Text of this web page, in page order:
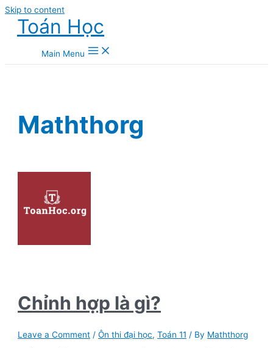
Skip to content
Toán Học
Main Menu
Maththorg
Chỉnh hợp là gì?
Leave a Comment /Ôn thi đại học,Toán 11 / By Maththorg